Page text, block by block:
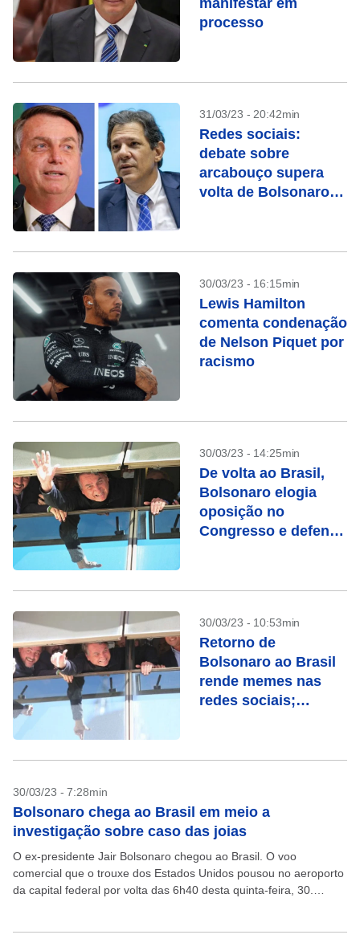
manifestar em
processo
31/03/23 - 20:42min
Redes sociais:
debate sobre
arcabouço supera
volta de Bolsonaro
30/03/23 - 16:15min
Lewis Hamilton
comenta condenação
de Nelson Piquet por
racismo
30/03/23 - 14:25min
De volta ao Brasil,
Bolsonaro elogia
oposição no
Congresso e defende
30/03/23 - 10:53min
Retorno de
Bolsonaro ao Brasil
rende memes nas
redes sociais;
30/03/23 - 7:28min
Bolsonaro chega ao Brasil em meio a
investigação sobre caso das joias
O ex-presidente Jair Bolsonaro chegou ao Brasil. O voo
comercial que o trouxe dos Estados Unidos pousou no aeroporto
da capital federal por volta das 6h40 desta quinta-feira, 30.